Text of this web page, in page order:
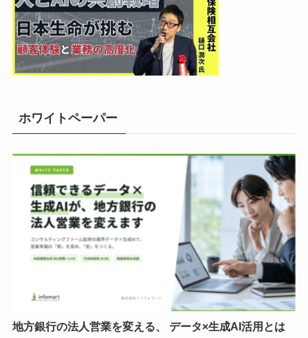
ホワイトペーパー
地方銀行の法人営業を変える、 データ×生成AI活用とは